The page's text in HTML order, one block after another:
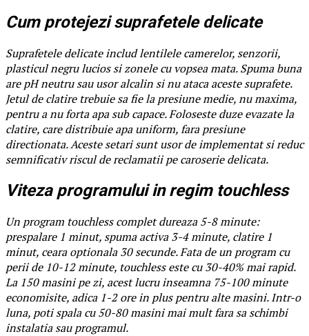
Cum protejezi suprafetele delicate
Suprafetele delicate includ lentilele camerelor, senzorii,
plasticul negru lucios si zonele cu vopsea mata. Spuma buna
are pH neutru sau usor alcalin si nu ataca aceste suprafete.
Jetul de clatire trebuie sa fie la presiune medie, nu maxima,
pentru a nu forta apa sub capace. Foloseste duze evazate la
clatire, care distribuie apa uniform, fara presiune
directionata. Aceste setari sunt usor de implementat si reduc
semnificativ riscul de reclamatii pe caroserie delicata.
Viteza programului in regim touchless
Un program touchless complet dureaza 5-8 minute:
prespalare 1 minut, spuma activa 3-4 minute, clatire 1
minut, ceara optionala 30 secunde. Fata de un program cu
perii de 10-12 minute, touchless este cu 30-40% mai rapid.
La 150 masini pe zi, acest lucru inseamna 75-100 minute
economisite, adica 1-2 ore in plus pentru alte masini. Intr-o
luna, poti spala cu 50-80 masini mai mult fara sa schimbi
instalatia sau programul.